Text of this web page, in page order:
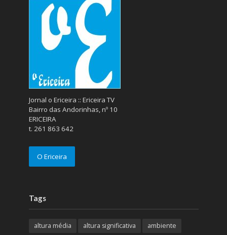
Jornal o Ericeira :: Ericeira TV
Bairro das Andorinhas, nº 10
ERICEIRA
t. 261 863 642
O Ericeira
Tags
altura média altura significativa
ambiente